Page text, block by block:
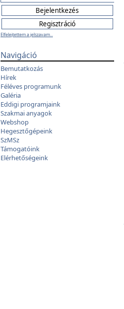
Elfelejtettem a jelszavam...
Navigáció
Bemutatkozás
Hírek
Féléves programunk
Galéria
Eddigi programjaink
Szakmai anyagok
Webshop
Hegesztőgépeink
SzMSz
Támogatóink
Elérhetőségeink